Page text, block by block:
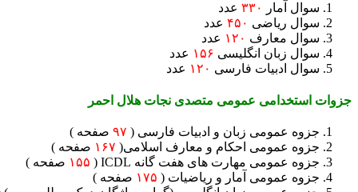
سوال آمار ۳۳۰ عدد
سوال ریاضی ۴۵۰ عدد
سوال معارف ۱۲۰ عدد
سوال زبان انگلیسی ۱۵۶ عدد
سوال ادبیات فارسی ۱۲۰ عدد
جزوات استخدامی عمومی متصدی نجات هلال احمر
جزوه عمومی زبان و ادبیات فارسی ( ۹۷ صفحه )
جزوه عمومی احکام و معارف اسلامی( ۱۶۷ صفحه )
جزوه عمومی مهارت های هفت گانه ICDL (
۱۵۵ صفحه )
جزوه عمومی آمار و ریاضیات ( ۱۷۵ صفحه )